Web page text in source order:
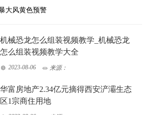
大风黄色预警
机械恐龙怎么组装视频教学_机械恐龙
怎么组装视频教学大全
2023-08-06 来源：
华富房地产2.34亿元摘得西安浐灞生态
区1宗商住用地